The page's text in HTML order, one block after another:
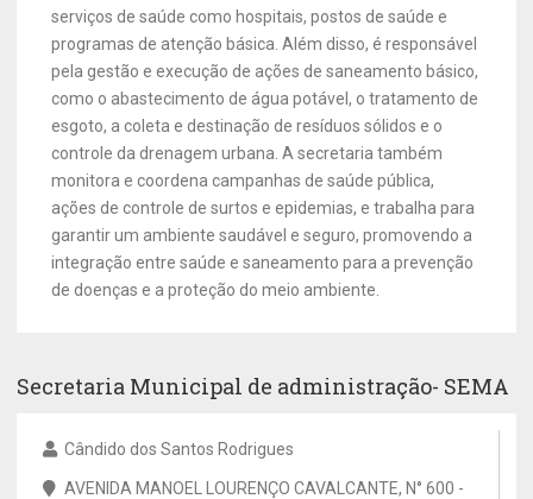
serviços de saúde como hospitais, postos de saúde e
programas de atenção básica. Além disso, é responsável
pela gestão e execução de ações de saneamento básico,
como o abastecimento de água potável, o tratamento de
esgoto, a coleta e destinação de resíduos sólidos e o
controle da drenagem urbana. A secretaria também
monitora e coordena campanhas de saúde pública,
ações de controle de surtos e epidemias, e trabalha para
garantir um ambiente saudável e seguro, promovendo a
integração entre saúde e saneamento para a prevenção
de doenças e a proteção do meio ambiente.
Secretaria Municipal de administração- SEMA
Cândido dos Santos Rodrigues
AVENIDA MANOEL LOURENÇO CAVALCANTE, N° 600 -